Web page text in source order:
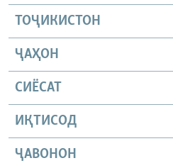
ТОҶИКИСТОН
ҶАҲОН
СИЁСАТ
ИҚТИСОД
ҶАВОНОН